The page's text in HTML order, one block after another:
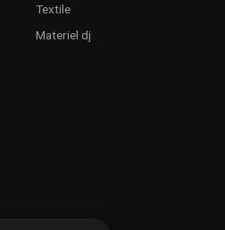
Textile
Materiel dj